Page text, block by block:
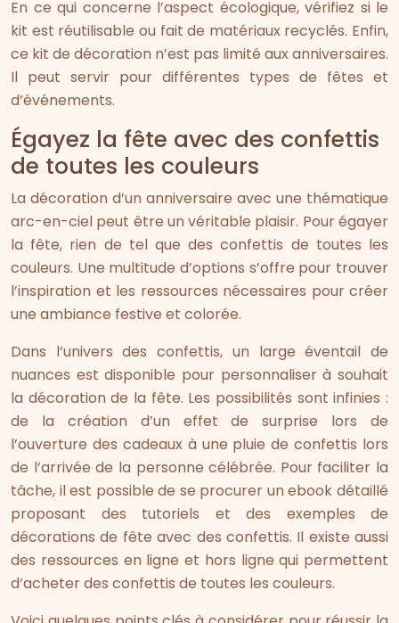
En ce qui concerne l’aspect écologique, vérifiez si le
kit est réutilisable ou fait de matériaux recyclés. Enfin,
ce kit de décoration n’est pas limité aux anniversaires.
Il peut servir pour différentes types de fêtes et
d’événements.
Égayez la fête avec des confettis
de toutes les couleurs
La décoration d’un anniversaire avec une thématique
arc-en-ciel peut être un véritable plaisir. Pour égayer
la fête, rien de tel que des confettis de toutes les
couleurs. Une multitude d’options s’offre pour trouver
l’inspiration et les ressources nécessaires pour créer
une ambiance festive et colorée.
Dans l’univers des confettis, un large éventail de
nuances est disponible pour personnaliser à souhait
la décoration de la fête. Les possibilités sont infinies :
de la création d’un effet de surprise lors de
l’ouverture des cadeaux à une pluie de confettis lors
de l’arrivée de la personne célébrée. Pour faciliter la
tâche, il est possible de se procurer un ebook détaillé
proposant des tutoriels et des exemples de
décorations de fête avec des confettis. Il existe aussi
des ressources en ligne et hors ligne qui permettent
d’acheter des confettis de toutes les couleurs.